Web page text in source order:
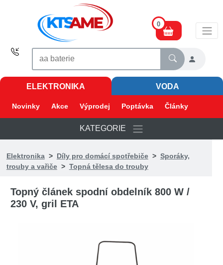
0
ELEKTRONIKA VODA
Novinky Akce Výprodej Poptávka Články
KATEGORIE
Elektronika> Díly pro domácí spotřebiče> Sporáky,
trouby a vařiče> Topná tělesa do trouby
Topný článek spodní obdelník 800 W /
230 V, gril ETA